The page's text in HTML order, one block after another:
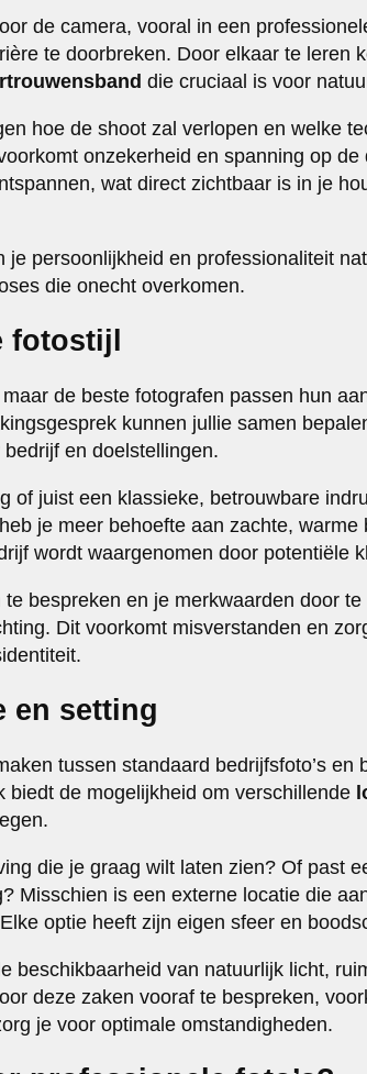
de camera, vooral in een
te doorbreken. Door elkaar te leren
die cruciaal is voor
hoe de shoot zal verlopen en welke
onzekerheid en spanning op de
wat direct zichtbaar is in je
persoonlijkheid en professionaliteit
die onecht overkomen.
fotostijl
de beste fotografen passen hun
kunnen jullie samen
en doelstellingen.
of juist een klassieke, betrouwbare
je meer behoefte aan zachte, warme
wordt waargenomen door potentiële
bespreken en je merkwaarden door
Dit voorkomt misverstanden en
en setting
tussen standaard bedrijfsfoto’s en
de mogelijkheid om verschillende
die je graag wilt laten zien? Of past
Misschien is een externe locatie die
optie heeft zijn eigen sfeer en
beschikbaarheid van natuurlijk licht,
deze zaken vooraf te bespreken,
je voor optimale omstandigheden.